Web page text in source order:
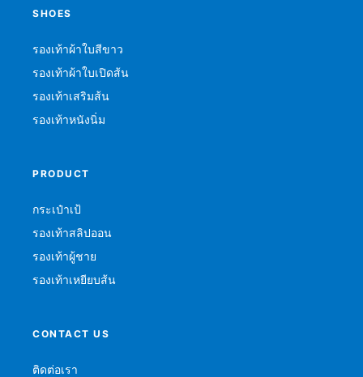
SHOES
รองเท้าผ้าใบสีขาว
รองเท้าผ้าใบเปิดส้น
รองเท้าเสริมส้น
รองเท้าหนังนิ่ม
PRODUCT
กระเป๋าเป้
รองเท้าสลิปออน
รองเท้าผู้ชาย
รองเท้าเหยียบส้น
CONTACT US
ติดต่อเรา